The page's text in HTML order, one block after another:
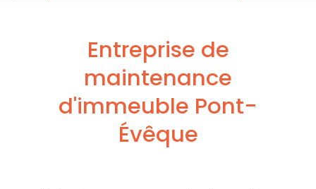
Entreprise de
maintenance
d'immeuble Pont-
Évêque